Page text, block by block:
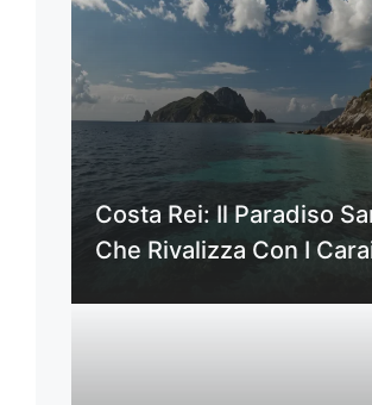
Costa Rei: Il Paradiso
Che Rivalizza Con I